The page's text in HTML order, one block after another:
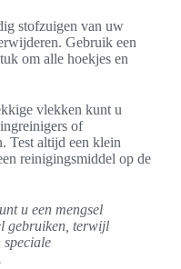
stofzuigen van uw
Gebruik een
om alle hoekjes en
vlekken kunt u
of
Test altijd een klein
reinigingsmiddel op de
u een mengsel
gebruiken, terwijl
speciale